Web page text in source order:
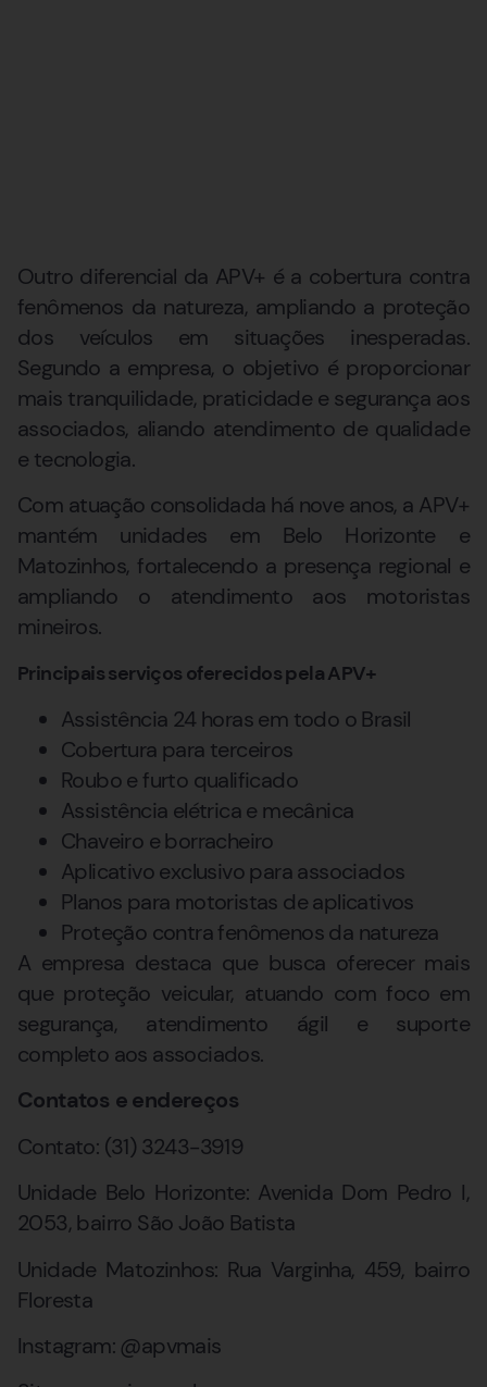
Outro diferencial da APV+ é a cobertura contra
fenômenos da natureza, ampliando a proteção
dos veículos em situações inesperadas.
Segundo a empresa, o objetivo é proporcionar
mais tranquilidade, praticidade e segurança aos
associados, aliando atendimento de qualidade
e tecnologia.
Com atuação consolidada há nove anos, a APV+
mantém unidades em Belo Horizonte e
Matozinhos, fortalecendo a presença regional e
ampliando o atendimento aos motoristas
mineiros.
Principais serviços oferecidos pela APV+
Assistência 24 horas em todo o Brasil
Cobertura para terceiros
Roubo e furto qualificado
Assistência elétrica e mecânica
Chaveiro e borracheiro
Aplicativo exclusivo para associados
Planos para motoristas de aplicativos
Proteção contra fenômenos da natureza
A empresa destaca que busca oferecer mais
que proteção veicular, atuando com foco em
segurança, atendimento ágil e suporte
completo aos associados.
Contatos e endereços
Contato: (31) 3243-3919
Unidade Belo Horizonte: Avenida Dom Pedro I,
2053, bairro São João Batista
Unidade Matozinhos: Rua Varginha, 459, bairro
Floresta
Instagram: @apvmais